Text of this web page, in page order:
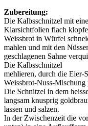
Zubereitung:
Die Kalbsschnitzel mit
Klarsichtfolien flach
Weissbrot in Würfel
mahlen und mit den
geschlagenen Sahne
Die Kalbsschnitzel
mehlieren, durch die Eier-
Weissbrot-Nuss-Mischung
Die Schnitzel in dem
langsam knusprig
lassen und salzen.
In der Zwischenzeit die